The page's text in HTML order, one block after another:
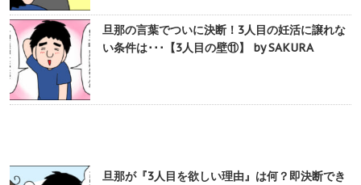
旦那の言葉でついに決断！3人目の妊活に譲れな
い条件は･･･【3人目の壁⑪】 by SAKURA
旦那が『3人目を欲しい理由』は何？即決断でき